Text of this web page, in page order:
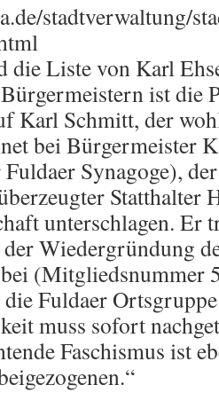
stadtverwaltung/
die Liste von Karl
ist die
Karl Schmitt, der
bei Bürgermeister
Synagoge),
Statthalter
unterschlagen. Er
der Wiedergründung
(Mitgliedsnummer
Fuldaer
muss sofort
Faschismus ist